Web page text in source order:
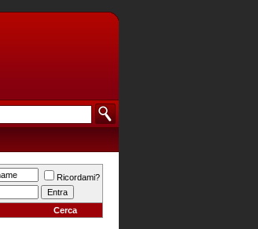
Ricordami?
Cerca